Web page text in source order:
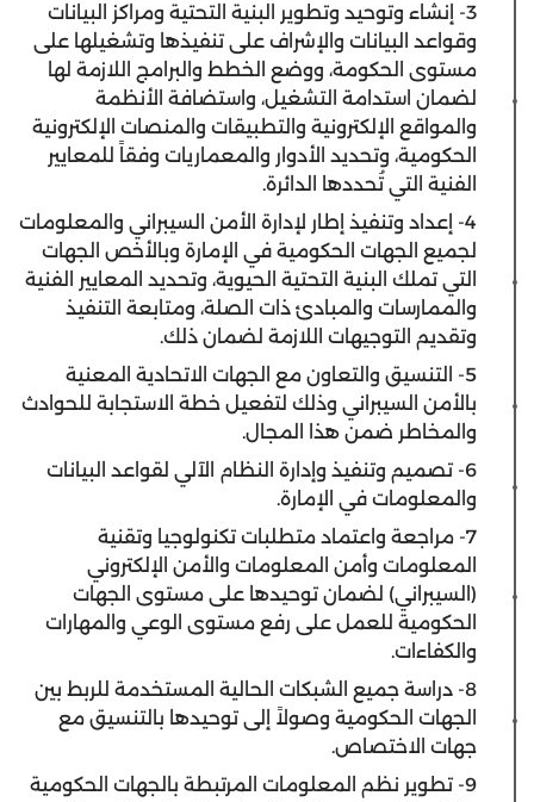
3- إنشاء وتوحيد وتطوير البنية التحتية ومراكز البيانات
وقواعد البيانات والإشراف على تنفيذها وتشغيلها على
مستوى الحكومة، ووضع الخطط والبرامج اللازمة لها
لضمان استدامة التشغيل، واستضافة الأنظمة
والمواقع الإلكترونية والتطبيقات والمنصات الإلكترونية
الحكومية، وتحديد الأدوار والمعماريات وفقاً للمعايير
الفنية التي تُحددها الدائرة.
4- إعداد وتنفيذ إطار لإدارة الأمن السيبراني والمعلومات
لجميع الجهات الحكومية في الإمارة وبالأخص الجهات
التي تملك البنية التحتية الحيوية، وتحديد المعايير الفنية
والممارسات والمبادئ ذات الصلة، ومتابعة التنفيذ
وتقديم التوجيهات اللازمة لضمان ذلك.
5- التنسيق والتعاون مع الجهات الاتحادية المعنية
بالأمن السيبراني وذلك لتفعيل خطة الاستجابة للحوادث
والمخاطر ضمن هذا المجال.
6- تصميم وتنفيذ وإدارة النظام الآلي لقواعد البيانات
والمعلومات في الإمارة.
7- مراجعة واعتماد متطلبات تكنولوجيا وتقنية
المعلومات وأمن المعلومات والأمن الإلكتروني
(السيبراني) لضمان توحيدها على مستوى الجهات
الحكومية للعمل على رفع مستوى الوعي والمهارات
والكفاءات.
8- دراسة جميع الشبكات الحالية المستخدمة للربط بين
الجهات الحكومية وصولاً إلى توحيدها بالتنسيق مع
جهات الاختصاص.
9- تطوير نظم المعلومات المرتبطة بالجهات الحكومية